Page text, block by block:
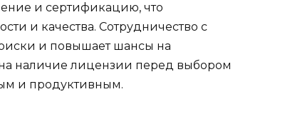
и сертификацию, что
и качества. Сотрудничество с
и повышает шансы на
наличие лицензии перед выбором
и продуктивным.